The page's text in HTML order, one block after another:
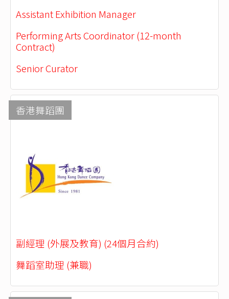
Assistant Exhibition Manager
Performing Arts Coordinator (12-month
Contract)
Senior Curator
香港舞蹈團
副經理 (外展及教育) (24個月合約)
舞蹈室助理 (兼職)